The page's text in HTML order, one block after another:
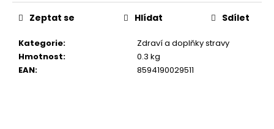
Kategorie:
Zdraví a doplňky stravy
Hmotnost:
0.3 kg
EAN: 8594190029511
Zeptat se Hlídat Sdílet